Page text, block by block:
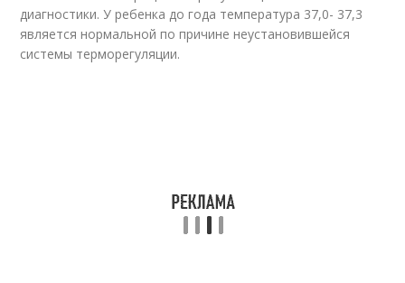
диагностики. У ребенка до года температура 37,0- 37,3
является нормальной по причине неустановившейся
системы терморегуляции.